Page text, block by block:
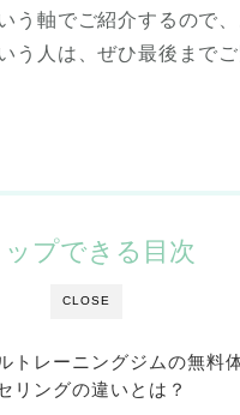
う軸でご紹介するので
う人は、ぜひ最後まで
CLOSE
ップできる目次
トレーニングジムの無料
リングの違いとは？